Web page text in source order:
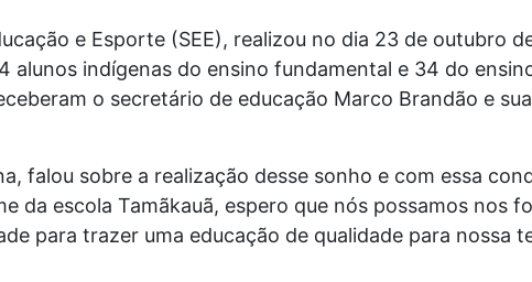
e Esporte (SEE), realizou no dia 23 de outubro
alunos indígenas do ensino fundamental e 34 do
o secretário de educação Marco Brandão e
falou sobre a realização desse sonho e com essa
da escola Tamãkauã, espero que nós possamos nos
para trazer uma educação de qualidade para nossa